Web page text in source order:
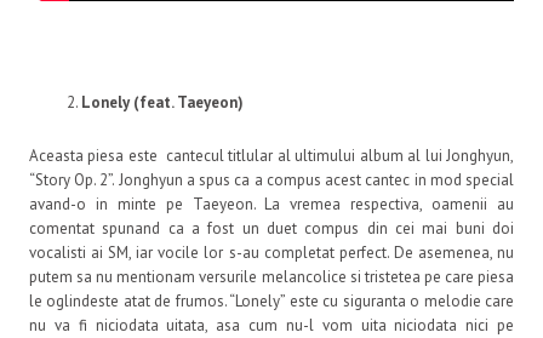
Lonely (feat. Taeyeon)
Aceasta piesa este cantecul titlular al ultimului album al lui Jonghyun,
“Story Op. 2”. Jonghyun a spus ca a compus acest cantec in mod special
avand-o in minte pe Taeyeon. La vremea respectiva, oamenii au
comentat spunand ca a fost un duet compus din cei mai buni doi
vocalisti ai SM, iar vocile lor s-au completat perfect. De asemenea, nu
putem sa nu mentionam versurile melancolice si tristetea pe care piesa
le oglindeste atat de frumos. “Lonely” este cu siguranta o melodie care
nu va fi niciodata uitata, asa cum nu-l vom uita niciodata nici pe